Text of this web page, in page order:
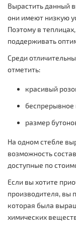
Вырастить данный
они имеют низкую
Поэтому в
поддерживать
Среди
отметить:
красивый
беспрерывное
размер
На одном стебле
возможность
доступные по
Если вы хотите
производителя, вы
которая была
химических